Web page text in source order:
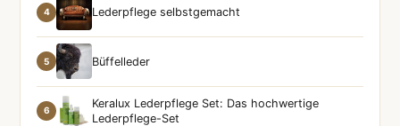
4 Lederpflege selbstgemacht
5 Büffelleder
6
Keralux Lederpflege Set: Das hochwertige
Lederpflege-Set